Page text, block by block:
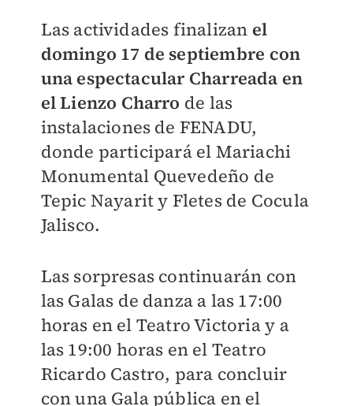
Las actividades finalizan el
domingo 17 de septiembre con
una espectacular Charreada en
el Lienzo Charro de las
instalaciones de FENADU,
donde participará el Mariachi
Monumental Quevedeño de
Tepic Nayarit y Fletes de Cocula
Jalisco.
Las sorpresas continuarán con
las Galas de danza a las 17:00
horas en el Teatro Victoria y a
las 19:00 horas en el Teatro
Ricardo Castro, para concluir
con una Gala pública en el